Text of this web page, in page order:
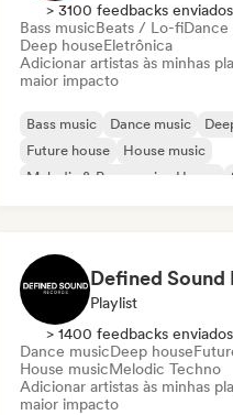
> 3100 feedbacks enviados
Bass musicBeats / Lo-fiDance
Deep houseEletrônica
Adicionar artistas às minhas
maior impacto
Bass music Dance music
Future house
House music
Melodic & Progressive House
Playlist
> 1400 feedbacks enviados
Dance musicDeep house
House musicMelodic Techno
Adicionar artistas às minhas
maior impacto